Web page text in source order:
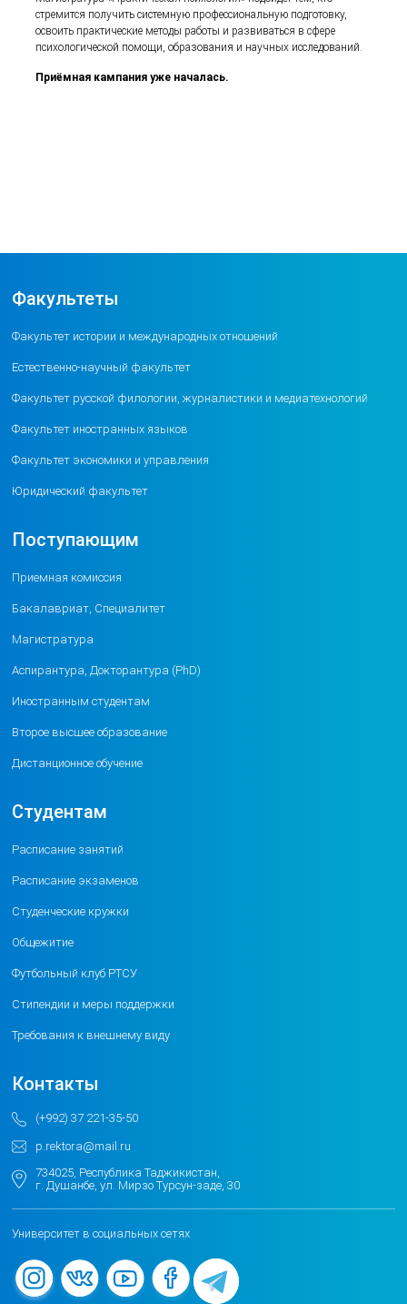
стремится получить системную профессиональную подготовку,
освоить практические методы работы и развиваться в сфере
психологической помощи, образования и научных исследований.
Приёмная кампания уже началась.
Факультеты
Факультет истории и международных отношений
Естественно-научный факультет
Факультет русской филологии, журналистики и медиатехнологий
Факультет иностранных языков
Факультет экономики и управления
Юридический факультет
Поступающим
Приемная комиссия
Бакалавриат, Специалитет
Магистратура
Аспирантура, Докторантура (PhD)
Иностранным студентам
Второе высшее образование
Дистанционное обучение
Студентам
Расписание занятий
Расписание экзаменов
Студенческие кружки
Общежитие
Футбольный клуб РТСУ
Стипендии и меры поддержки
Требования к внешнему виду
Контакты
(+992) 37 221-35-50
p.rektora@mail.ru
734025, Республика Таджикистан,
г. Душанбе, ул. Мирзо Турсун-заде, 30
Университет в социальных сетях